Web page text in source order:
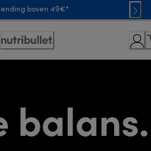
boven 49€*
Toegankelijkheidsverklaring
balans.